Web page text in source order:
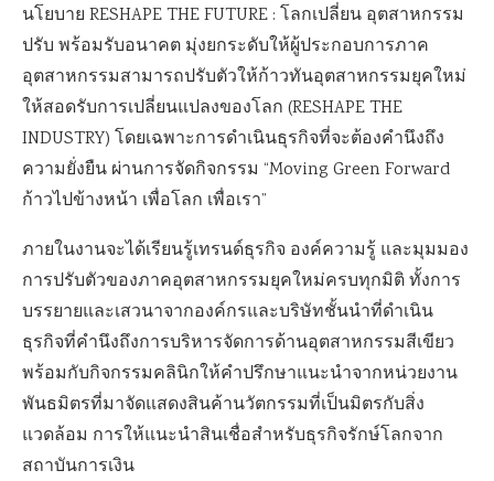
นโยบาย RESHAPE THE FUTURE : โลกเปลี่ยน อุตสาหกรรม
ปรับ พร้อมรับอนาคต มุ่งยกระดับให้ผู้ประกอบการภาค
อุตสาหกรรมสามารถปรับตัวให้ก้าวทันอุตสาหกรรมยุคใหม่
ให้สอดรับการเปลี่ยนแปลงของโลก (RESHAPE THE
INDUSTRY) โดยเฉพาะการดำเนินธุรกิจที่จะต้องคำนึงถึง
ความยั่งยืน ผ่านการจัดกิจกรรม “Moving Green Forward
ก้าวไปข้างหน้า เพื่อโลก เพื่อเรา”
ภายในงานจะได้เรียนรู้เทรนด์ธุรกิจ องค์ความรู้ และมุมมอง
การปรับตัวของภาคอุตสาหกรรมยุคใหม่ครบทุกมิติ ทั้งการ
บรรยายและเสวนาจากองค์กรและบริษัทชั้นนำที่ดำเนิน
ธุรกิจที่คำนึงถึงการบริหารจัดการด้านอุตสาหกรรมสีเขียว
พร้อมกับกิจกรรมคลินิกให้คำปรึกษาแนะนำจากหน่วยงาน
พันธมิตรที่มาจัดแสดงสินค้านวัตกรรมที่เป็นมิตรกับสิ่ง
แวดล้อม การให้แนะนำสินเชื่อสำหรับธุรกิจรักษ์โลกจาก
สถาบันการเงิน